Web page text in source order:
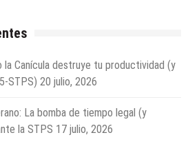
la Canícula destruye tu productividad (y
STPS) 20 julio, 2026
La bomba de tiempo legal (y
la STPS 17 julio, 2026